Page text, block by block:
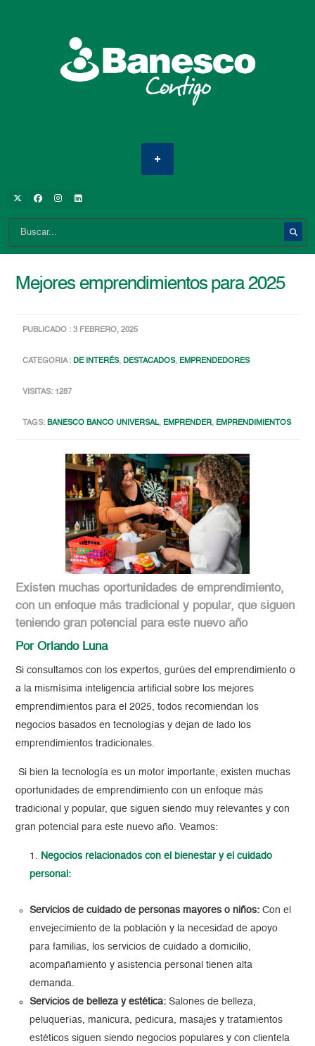
Mejores emprendimientos para 2025
PUBLICADO : 3 FEBRERO, 2025
CATEGORIA :DE INTERÉS,DESTACADOS, EMPRENDEDORES
VISITAS: 1287
TAGS:BANESCO BANCO UNIVERSAL, EMPRENDER, EMPRENDIMIENTOS
Existen muchas oportunidades de emprendimiento,
con un enfoque más tradicional y popular, que siguen
teniendo gran potencial para este nuevo año
Por Orlando Luna
Si consultamos con los expertos, gurúes del emprendimiento o
a la mismísima inteligencia artificial sobre los mejores
emprendimientos para el 2025, todos recomiendan los
negocios basados en tecnologías y dejan de lado los
emprendimientos tradicionales.
Si bien la tecnología es un motor importante, existen muchas
oportunidades de emprendimiento con un enfoque más
tradicional y popular, que siguen siendo muy relevantes y con
gran potencial para este nuevo año. Veamos:
Negocios relacionados con el bienestar y el cuidado
personal:
Servicios de cuidado de personas mayores o niños: Con el
envejecimiento de la población y la necesidad de apoyo
para familias, los servicios de cuidado a domicilio,
acompañamiento y asistencia personal tienen alta
demanda.
Servicios de belleza y estética: Salones de belleza,
peluquerías, manicura, pedicura, masajes y tratamientos
estéticos siguen siendo negocios populares y con clientela